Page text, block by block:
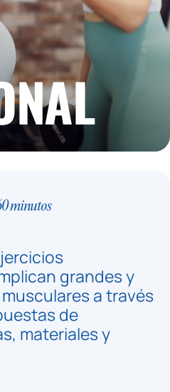
minutos
grandes y
a través
de
materiales y